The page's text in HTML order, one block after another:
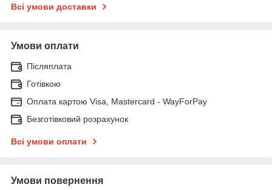
Всі умови доставки
Умови оплати
Післяплата
Готівкою
Оплата картою Visa, Mastercard - WayForPay
Безготівковий розрахунок
Всі умови оплати
Умови повернення